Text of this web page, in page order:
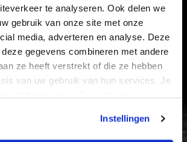
te analyseren. Ook delen we
gebruik van onze site met onze
media, adverteren en analyse. Deze
gegevens combineren met andere
ze heeft verstrekt of die ze hebben
van uw gebruik van hun services. Je
Instellingen